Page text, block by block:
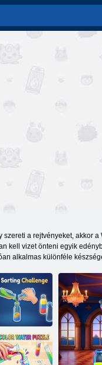
a rejtvényeket, akkor
kell vizet önteni egyik
alkalmas különféle